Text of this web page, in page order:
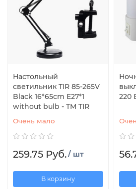
Настольный
светильник TIR 85-265V
Black 16*65cm E27*1
without bulb - TM TIR
Очень мало
259.75 Руб./ шт
В корзину
220